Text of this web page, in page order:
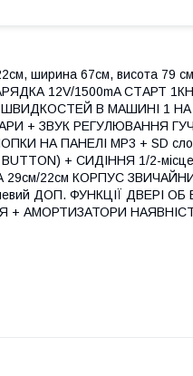
ширина 67см, висота 79
12V/1500mA СТАРТ
В МАШИНІ 1 НА
+ ЗВУК РЕГУЛЮВАННЯ
НА ПАНЕЛІ MP3 + SD
+ СИДІННЯ 1/2-
22см КОРПУС
ДОП. ФУНКЦІЇ ДВЕРІ ОБ
+ АМОРТИЗАТОРИ